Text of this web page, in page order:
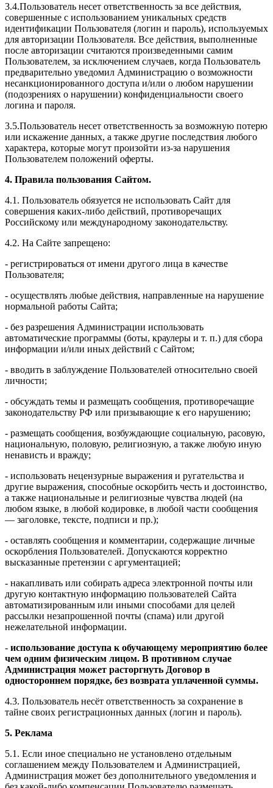
3.4.Пользователь несет ответственность за все действия,
совершенные с использованием уникальных средств
идентификации Пользователя (логин и пароль), используемых
для авторизации Пользователя. Все действия, выполненные
после авторизации считаются произведенными самим
Пользователем, за исключением случаев, когда Пользователь
предварительно уведомил Администрацию о возможности
несанкционированного доступа и/или о любом нарушении
(подозрениях о нарушении) конфиденциальности своего
логина и пароля.
3.5.Пользователь несет ответственность за возможную потерю
или искажение данных, а также другие последствия любого
характера, которые могут произойти из-за нарушения
Пользователем положений оферты.
4. Правила пользования Сайтом.
4.1. Пользователь обязуется не использовать Сайт для
совершения каких-либо действий, противоречащих
Российскому или международному законодательству.
4.2. На Сайте запрещено:
- регистрироваться от имени другого лица в качестве
Пользователя;
- осуществлять любые действия, направленные на нарушение
нормальной работы Сайта;
- без разрешения Администрации использовать
автоматические программы (боты, краулеры и т. п.) для сбора
информации и/или иных действий с Сайтом;
- вводить в заблуждение Пользователей относительно своей
личности;
- обсуждать темы и размещать сообщения, противоречащие
законодательству РФ или призывающие к его нарушению;
- размещать сообщения, возбуждающие социальную, расовую,
национальную, половую, религиозную, а также любую иную
ненависть и вражду;
- использовать нецензурные выражения и ругательства и
другие выражения, способные оскорбить честь и достоинство,
а также национальные и религиозные чувства людей (на
любом языке, в любой кодировке, в любой части сообщения
— заголовке, тексте, подписи и пр.);
- оставлять сообщения и комментарии, содержащие личные
оскорбления Пользователей. Допускаются корректно
высказанные претензии с аргументацией;
- накапливать или собирать адреса электронной почты или
другую контактную информацию пользователей Сайта
автоматизированным или иными способами для целей
рассылки незапрошенной почты (спама) или другой
нежелательной информации.
- использование доступа к обучающему мероприятию более
чем одним физическим лицом. В противном случае
Администрация может расторгнуть Договор в
одностороннем порядке, без возврата уплаченной суммы.
4.3. Пользователь несёт ответственность за сохранение в
тайне своих регистрационных данных (логин и пароль).
5. Реклама
5.1. Если иное специально не установлено отдельным
соглашением между Пользователем и Администрацией,
Администрация может без дополнительного уведомления и